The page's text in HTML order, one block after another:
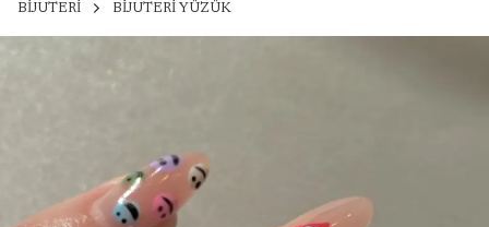
BİJUTERİ BİJUTERİ YÜZÜK